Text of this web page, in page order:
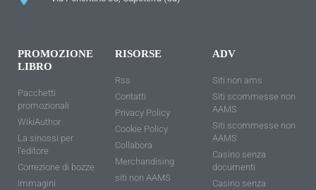
PROMOZIONE
LIBRO
Pacchetti
promozionali
WikiAuthor
La sinossi per
l'editore
Correzione di bozze
Immagini
RISORSE
Rss
Contatti
Privacy Policy
Cookie Policy
Collabora
Merchandising
siti non AAMS
ADV
Siti non ams
Siti scommesse non
AAMS
Siti scommesse non
AAMS
Casino senza
documenti
Casino senza